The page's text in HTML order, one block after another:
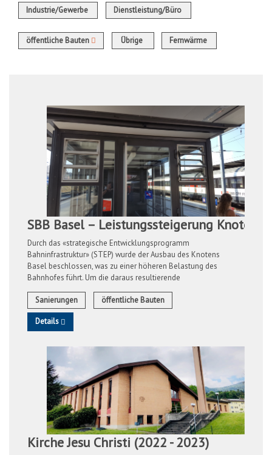
Industrie/Gewerbe Dienstleistung/Büro
öffentliche Bauten Übrige Fernwärme
SBB Basel – Leistungssteigerung Knoten
Durch das «strategische Entwicklungsprogramm
Bahninfrastruktur» (STEP) wurde der Ausbau des Knotens
Basel beschlossen, was zu einer höheren Belastung des
Bahnhofes führt. Um die daraus resultierende
Sanierungen
öffentliche Bauten
Details
Kirche Jesu Christi (2022 - 2023)